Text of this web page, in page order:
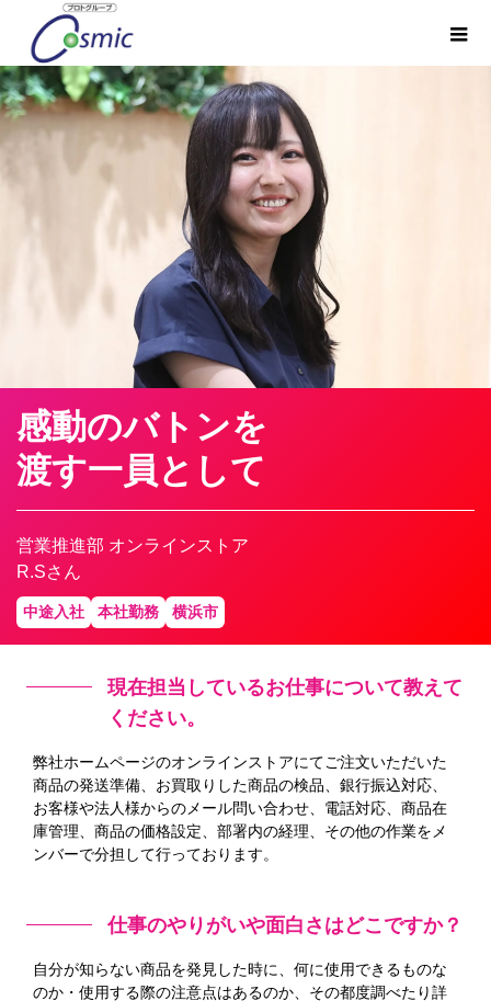
感動のバトンを
渡す一員として
営業推進部 オンラインストア
R.Sさん
中途入社 本社勤務 横浜市
現在担当しているお仕事について教えて
ください。
弊社ホームページのオンラインストアにてご注文いただいた
商品の発送準備、お買取りした商品の検品、銀行振込対応、
お客様や法人様からのメール問い合わせ、電話対応、商品在
庫管理、商品の価格設定、部署内の経理、その他の作業をメ
ンバーで分担して行っております。
仕事のやりがいや面白さはどこですか？
自分が知らない商品を発見した時に、何に使用できるものな
のか・使用する際の注意点はあるのか、その都度調べたり詳